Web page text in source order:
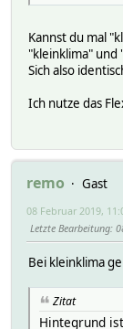
Kannst du mal
"kleinklima" und
Sich also
Ich nutze das
remo
Gast
08 Februar 2019,
Letzte Bearbeitung:
Bei kleinklima
Zitat
Hintegrund